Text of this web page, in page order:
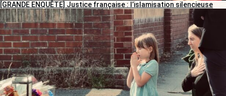
[GRANDE ENQUÊTE] Justice française : l’islamisation silencieuse